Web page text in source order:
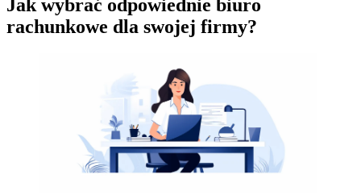
Jak wybrać odpowiednie biuro
rachunkowe dla swojej firmy?